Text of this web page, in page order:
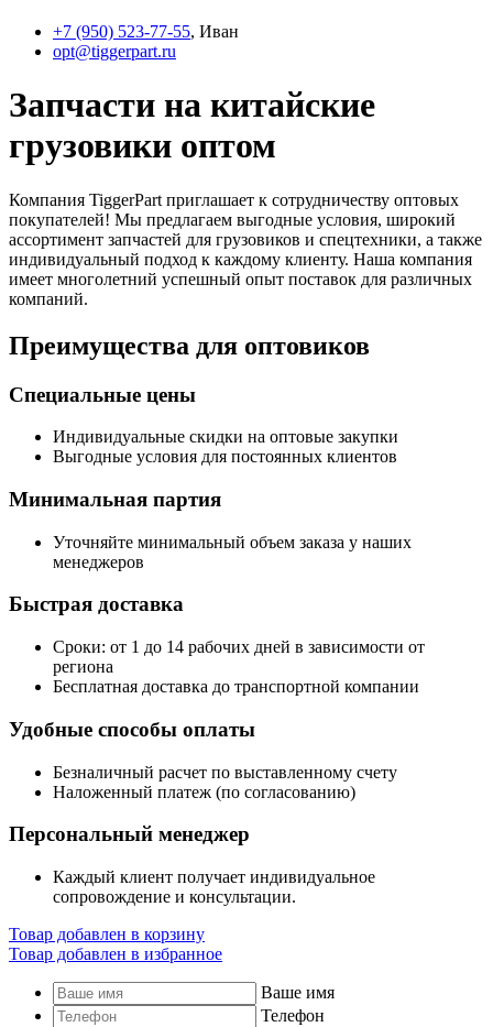
+7 (950) 523-77-55, Иван
opt@tiggerpart.ru
Запчасти на китайские
грузовики оптом
Компания TiggerPart приглашает к сотрудничеству оптовых
покупателей! Мы предлагаем выгодные условия, широкий
ассортимент запчастей для грузовиков и спецтехники, а также
индивидуальный подход к каждому клиенту. Наша компания
имеет многолетний успешный опыт поставок для различных
компаний.
Преимущества для оптовиков
Специальные цены
Индивидуальные скидки на оптовые закупки
Выгодные условия для постоянных клиентов
Минимальная партия
Уточняйте минимальный объем заказа у наших
менеджеров
Быстрая доставка
Сроки: от 1 до 14 рабочих дней в зависимости от
региона
Бесплатная доставка до транспортной компании
Удобные способы оплаты
Безналичный расчет по выставленному счету
Наложенный платеж (по согласованию)
Персональный менеджер
Каждый клиент получает индивидуальное
сопровождение и консультации.
Товар добавлен в корзину
Товар добавлен в избранное
Ваше имя
Телефон